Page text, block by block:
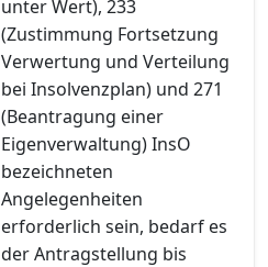
unter Wert), 233
(Zustimmung Fortsetzung
Verwertung und Verteilung
bei Insolvenzplan) und 271
(Beantragung einer
Eigenverwaltung) InsO
bezeichneten
Angelegenheiten
erforderlich sein, bedarf es
der Antragstellung bis